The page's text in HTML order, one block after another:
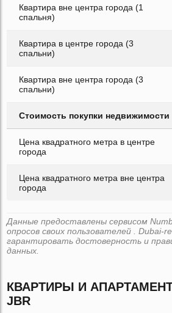
Квартира вне центра города (1
спальня)
Квартира в центре города (3
спальни)
Квартира вне центра города (3
спальни)
Стоимость покупки недвижимости
Цена квадратного метра в центре
города
Цена квадратного метра вне центра
города
Данные предоставлены сервисом
опросов своих пользователей . Dubai-
гарантировать достоверность и
данных.
КВАРТИРЫ И
JBR